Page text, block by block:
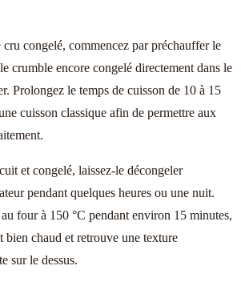
congelé, commencez par préchauffer le
crumble encore congelé directement dans le
Prolongez le temps de cuisson de 10 à 15
cuisson classique afin de permettre aux
et congelé, laissez-le décongeler
pendant quelques heures ou une nuit.
four à 150 °C pendant environ 15 minutes,
bien chaud et retrouve une texture
sur le dessus.